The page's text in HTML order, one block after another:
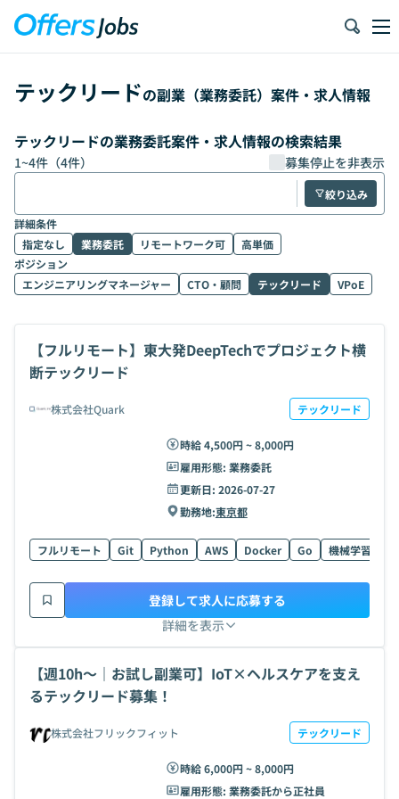
テックリードの副業（業務委託）案件・求人情報
テックリードの業務委託案件・求人情報の検索結果
1~4件（4件） 募集停止を非表示
絞り込み
詳細条件
指定なし
業務委託 リモートワーク可
高単価
ポジション
エンジニアリングマネージャー
CTO・顧問 テックリード VPoE
【フルリモート】東大発DeepTechでプロジェクト横
断テックリード
株式会社Quark テックリード
時給 4,500円 ~ 8,000円
雇用形態: 業務委託
更新日: 2026-07-27
勤務地:東京都
フルリモート Git Python AWS Docker Go 機械学習
詳細を表示
登録して求人に応募する
【週10h〜｜お試し副業可】IoT×ヘルスケアを支え
るテックリード募集！
株式会社フリックフィット テックリード
時給 6,000円 ~ 8,000円
雇用形態: 業務委託から正社員